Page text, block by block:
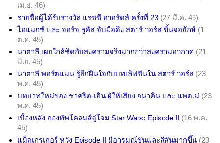
เม.ย. 46)
รายชื่อผู้ได้รับรางวัล แรซซี อวอร์ดส์ ครั้งที่ 23 (27 มี.ค. 46)
ไอแมกซ์ และ จอร์จ ลูคัส จับมือดึง สตาร์ วอร์ส ขึ้นจอยักษ์ (1
ต.ค. 45)
นาตาลี เผยใกล้ชิดกับสงครามจริงมากกว่าสงครามอวกาศ (21
มิ.ย. 45)
นาตาลี พอร์ตแมน รู้สึกฝืนใจกับบทเลิฟซีนใน สตาร์ วอร์ส (23
พ.ค. 45)
บทบาทใหม่ของ ชาคริต-เอิน ผู้ให้เสียง อนาคิน และ แพดเม่ (23
พ.ค. 45)
เบื้องหลัง กองทัพโคลนส์จู่โจม Star Wars: Episode II (16 พ.ค.
45)
แม็คเกรเกอร์ หวัง Episode II มีอารมณ์ขันและสีสันมากขึ้น (23